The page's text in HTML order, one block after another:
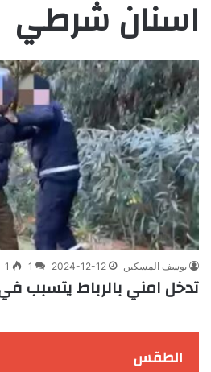
اسنان شرطي
يوسف المسكين 2024-12-12
1
1
تدخل امني بالرباط
الطقس